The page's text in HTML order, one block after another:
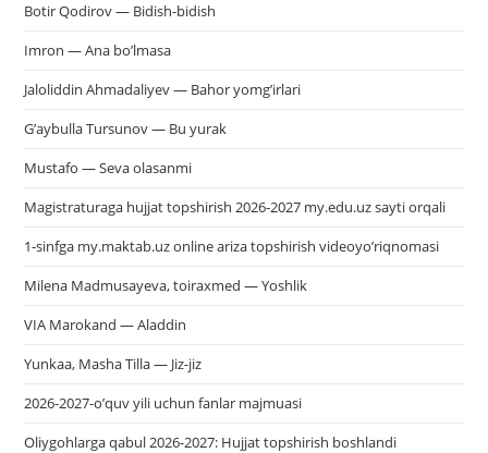
Botir Qodirov — Bidish-bidish
Imron — Ana bo’lmasa
Jaloliddin Ahmadaliyev — Bahor yomg’irlari
G’aybulla Tursunov — Bu yurak
Mustafo — Seva olasanmi
Magistraturaga hujjat topshirish 2026-2027 my.edu.uz sayti orqali
1-sinfga my.maktab.uz online ariza topshirish videoyo’riqnomasi
Milena Madmusayeva, toiraxmed — Yoshlik
VIA Marokand — Aladdin
Yunkaa, Masha Tilla — Jiz-jiz
2026-2027-o’quv yili uchun fanlar majmuasi
Oliygohlarga qabul 2026-2027: Hujjat topshirish boshlandi